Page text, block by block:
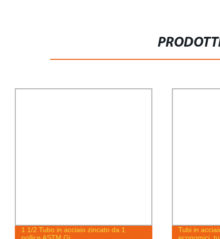
1 1/2 Tubo in acciaio zincato da 1
Tubi in